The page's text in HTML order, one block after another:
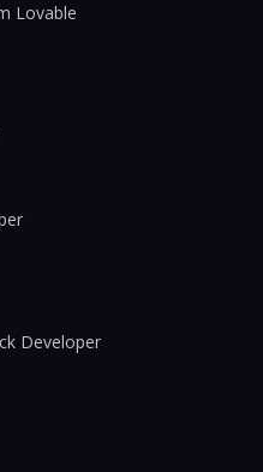
Lovable
Developer